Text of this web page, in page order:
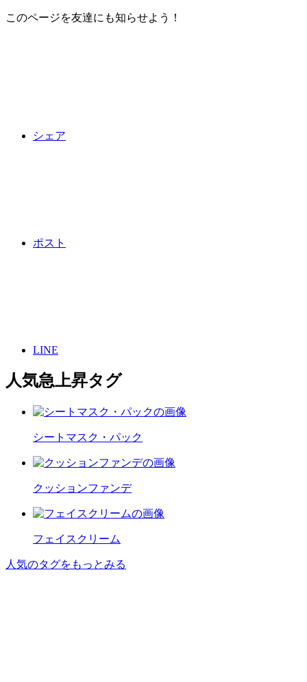
このページを友達にも知らせよう！
シェア
ポスト
LINE
人気急上昇タグ
シートマスク・パック
クッションファンデ
フェイスクリーム
人気のタグをもっとみる